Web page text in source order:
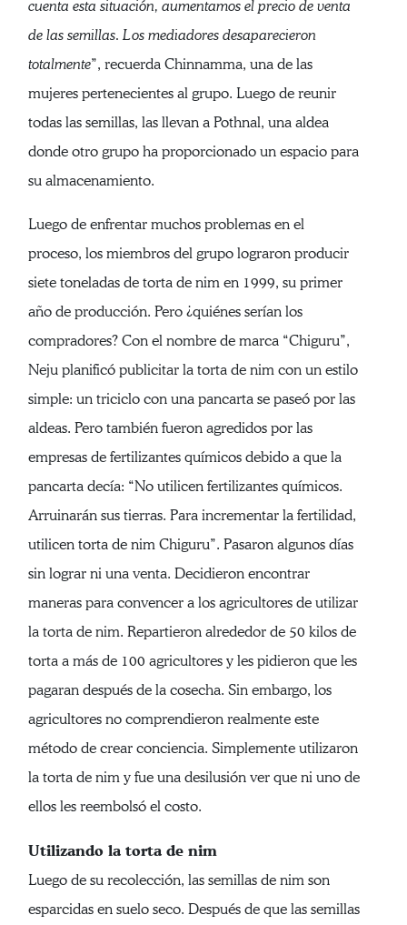
cuenta esta situación, aumentamos el precio de venta
de las semillas. Los mediadores desaparecieron
totalmente”, recuerda Chinnamma, una de las
mujeres pertenecientes al grupo. Luego de reunir
todas las semillas, las llevan a Pothnal, una aldea
donde otro grupo ha proporcionado un espacio para
su almacenamiento.
Luego de enfrentar muchos problemas en el
proceso, los miembros del grupo lograron producir
siete toneladas de torta de nim en 1999, su primer
año de producción. Pero ¿quiénes serían los
compradores? Con el nombre de marca “Chiguru”,
Neju planificó publicitar la torta de nim con un estilo
simple: un triciclo con una pancarta se paseó por las
aldeas. Pero también fueron agredidos por las
empresas de fertilizantes químicos debido a que la
pancarta decía: “No utilicen fertilizantes químicos.
Arruinarán sus tierras. Para incrementar la fertilidad,
utilicen torta de nim Chiguru”. Pasaron algunos días
sin lograr ni una venta. Decidieron encontrar
maneras para convencer a los agricultores de utilizar
la torta de nim. Repartieron alrededor de 50 kilos de
torta a más de 100 agricultores y les pidieron que les
pagaran después de la cosecha. Sin embargo, los
agricultores no comprendieron realmente este
método de crear conciencia. Simplemente utilizaron
la torta de nim y fue una desilusión ver que ni uno de
ellos les reembolsó el costo.
Utilizando la torta de nim
Luego de su recolección, las semillas de nim son
esparcidas en suelo seco. Después de que las semillas